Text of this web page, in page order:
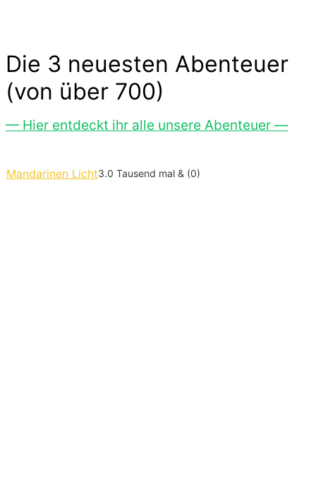
Die 3 neuesten Abenteuer
(von über 700)
— Hier entdeckt ihr alle unsere Abenteuer —
Mandarinen Licht3.0 Tausend mal & (0)